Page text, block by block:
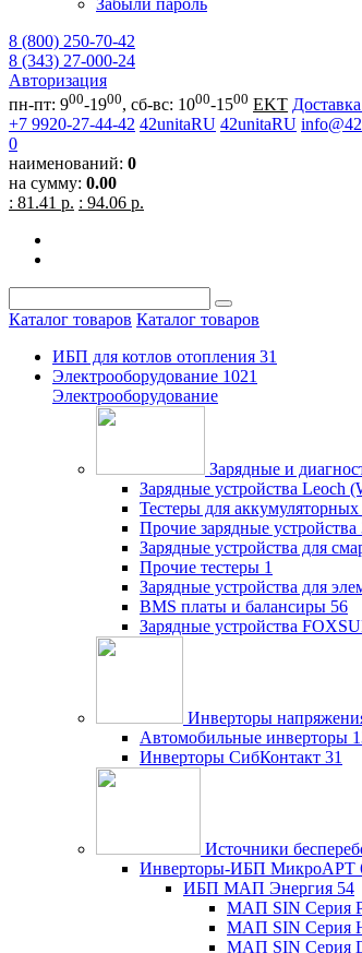
Забыли пароль
8 (800) 250-70-42
8 (343) 27-000-24
Авторизация
пн-пт: 900-1900, сб-вс: 1000-1500 EKT
+7 9920-27-44-42 42unitaRU 42unitaRU
0
наименований: 0
на сумму: 0.00
: 81.41 р. : 94.06 р.
Каталог товаров Каталог товаров
ИБП для котлов отопления 31
Электрооборудование 1021
Электрооборудование
Зарядные и
Зарядные устройства Leoch
Тестеры для аккумуляторных
Прочие зарядные устройства
Зарядные устройства для
Прочие тестеры 1
Зарядные устройства для
BMS платы и балансиры 56
Зарядные устройства
Инверторы
Автомобильные инверторы
Инверторы СибКонтакт 31
Источники
Инверторы-ИБП МикроАРТ
ИБП МАП Энергия 54
МАП SIN Серия
МАП SIN Серия
МАП SIN Серия